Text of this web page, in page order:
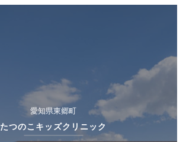
愛知県東郷町
たつのこキッズクリニック